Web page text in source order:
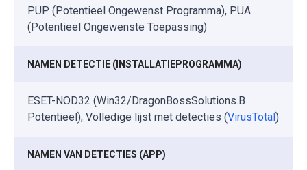
PUP (Potentieel Ongewenst Programma), PUA
(Potentieel Ongewenste Toepassing)
NAMEN DETECTIE (INSTALLATIEPROGRAMMA)
ESET-NOD32 (Win32/DragonBossSolutions.B
Potentieel), Volledige lijst met detecties (VirusTotal)
NAMEN VAN DETECTIES (APP)